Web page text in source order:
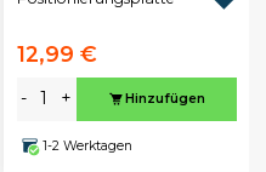
12,99 €
- + Hinzufügen
1-2 Werktagen